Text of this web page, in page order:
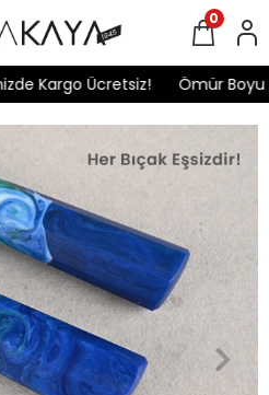
Kargo Ücretsiz! Ömür Boyu
0